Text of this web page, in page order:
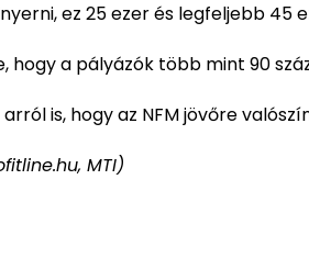
ez 25 ezer és legfeljebb 45
hogy a pályázók több mint 90
is, hogy az NFM jövőre
MTI)